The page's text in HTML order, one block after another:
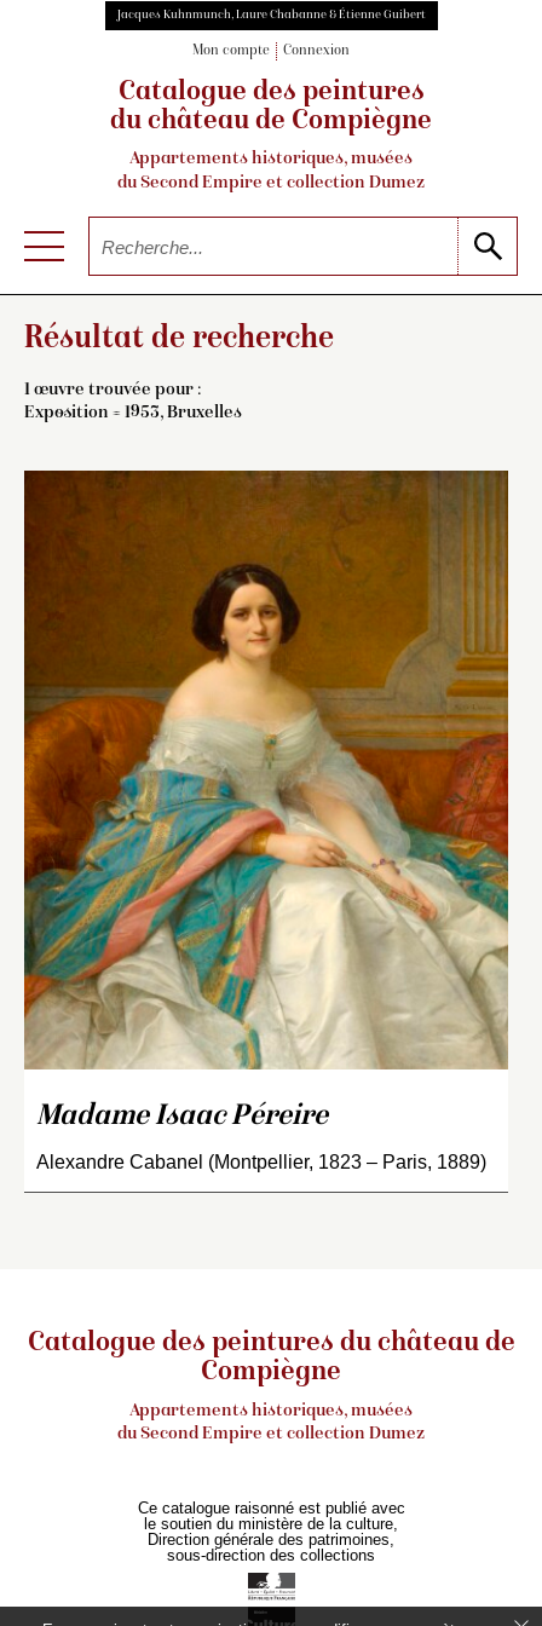
Jacques Kuhnmunch, Laure Chabanne & Étienne Guibert
Mon compte Connexion
Catalogue des peintures
du château de Compiègne
Appartements historiques, musées
du Second Empire et collection Dumez
Résultat de recherche
1 œuvre trouvée pour :
Exposition = 1953, Bruxelles
Madame Isaac Péreire
Alexandre Cabanel (Montpellier, 1823 – Paris, 1889)
Catalogue des peintures du château de
Compiègne
Appartements historiques, musées
du Second Empire et collection Dumez
Ce catalogue raisonné est publié avec
le soutien du ministère de la culture,
Direction générale des patrimoines,
sous-direction des collections